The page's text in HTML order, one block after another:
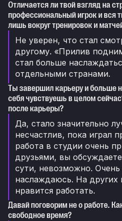
Отличается ли твой взгляд на
профессиональный игрок и вся
лишь вокруг тренировок и
Не уверен, что стал
другому. «Прилив
стал больше
отдельными странами.
Ты завершил карьеру и больше
себя чувствуешь в целом
после карьеры?
Да, стало значительно
несчастлив, пока играл
работа в студии очень
друзьями, вы
сути, невозможно.
наслаждаюсь. На других
нравится работать.
Давай поговорим не о работе.
свободное время?